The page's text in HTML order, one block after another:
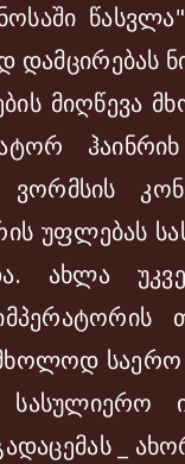
დამცირებას
მიღწევა
ვორმსის
უფლებას
ახლა
საერო
სასულიერო
_